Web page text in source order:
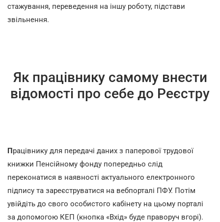
стажування, переведення на іншу роботу, підстави
звільнення.
Як працівнику самому внести
відомості про себе до Реєстру
Працівнику для передачі даних з паперової трудової
книжки Пенсійному фонду попередньо слід
переконатися в наявності актуального електронного
підпису та зареєструватися на вебпорталі ПФУ. Потім
увійдіть до свого особистого кабінету на цьому порталі
за допомогою КЕП (кнопка «Вхід» буде праворуч вгорі).